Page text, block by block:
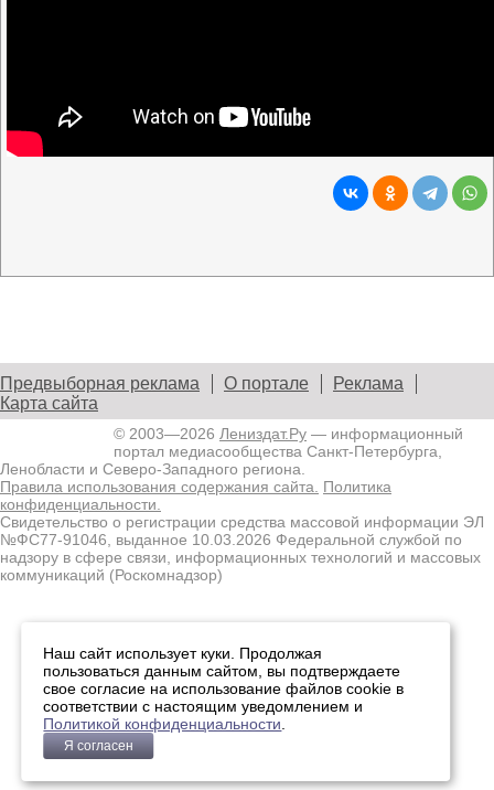
Предвыборная реклама О портале
Реклама
Карта сайта
© 2003—2026 Лениздат.Ру — информационный
портал медиасообщества Санкт-Петербурга,
Ленобласти и Северо-Западного региона.
Правила использования содержания сайта.
Политика
конфиденциальности.
Свидетельство о регистрации средства массовой информации ЭЛ
№ФС77-91046, выданное 10.03.2026 Федеральной службой по
надзору в сфере связи, информационных технологий и массовых
коммуникаций (Роскомнадзор)
Наш сайт использует куки. Продолжая
пользоваться данным сайтом, вы подтверждаете
свое согласие на использование файлов cookie в
соответствии с настоящим уведомлением и
Политикой конфиденциальности
Я согласен